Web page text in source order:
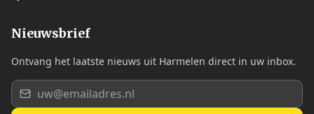
Nieuwsbrief
Ontvang het laatste nieuws uit Harmelen direct in uw inbox.